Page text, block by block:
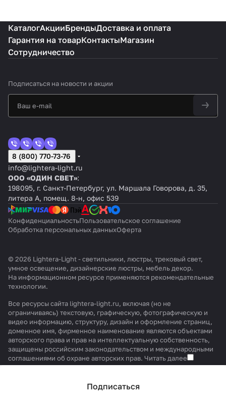
Подписаться
КаталогАкцииБрендыДоставка и оплата
Гарантия на товарКонтактыМагазин
Сотрудничество
Подписаться на новости и акции
8 (800) 770-73-76
info@lightera-light.ru
ООО «ОДИН СВЕТ»:
198095, г. Санкт-Петербург, ул. Маршала Говорова, д. 35,
литера А, помещ. 8-н, офис 539
КонфиденциальностьПользовательское соглашение
Обработка персональных данныхОферта
© 2026 Lightera-Light - светильники, люстры, трековый свет,
умное освещение, дизайнерские люстры, мебель декор.
На информационном ресурсе применяются рекомендательные
технологии.
Все ресурсы сайта lightera-light.ru, включая (но не
ограничиваясь) текстовую, графическую, фотографическую и
видео информацию, структуру, дизайн и оформление страниц,
доменное имя, фирменное наименование являются объектами
авторского права и прав на интеллектуальную собственность,
защищены российским законодательством и международными
соглашениями об охране авторских прав. Читать далее